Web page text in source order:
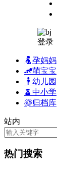
登录
孕妈妈
萌宝宝
幼儿园
中小学
归档库
站内
热门搜索